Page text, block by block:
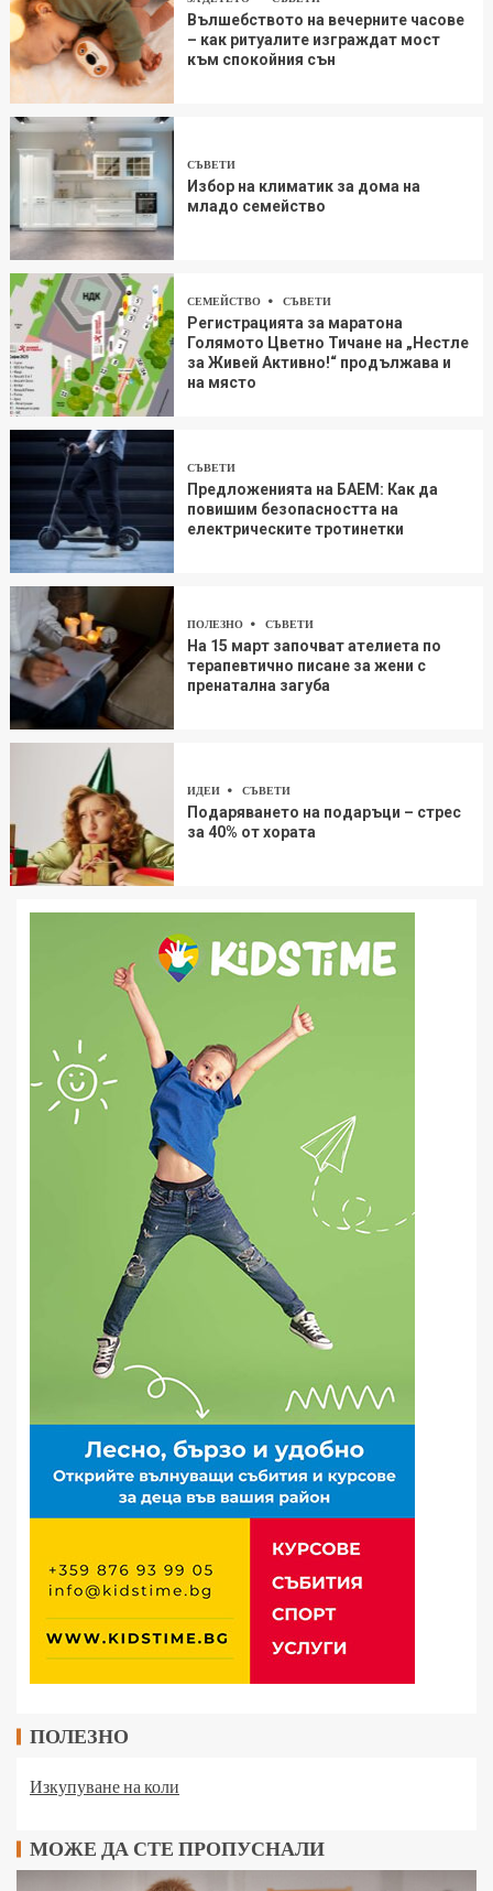
Вълшебството на вечерните часове
– как ритуалите изграждат мост
към спокойния сън
СЪВЕТИ
Избор на климатик за дома на
младо семейство
СЕМЕЙСТВО СЪВЕТИ
Регистрацията за маратона
Голямото Цветно Тичане на „Нестле
за Живей Aктивно!“ продължава и
на място
СЪВЕТИ
Предложенията на БАЕМ: Как да
повишим безопасността на
електрическите тротинетки
ПОЛЕЗНО СЪВЕТИ
На 15 март започват ателиета по
терапевтично писане за жени с
пренатална загуба
ИДЕИ СЪВЕТИ
Подаряването на подаръци – стрес
за 40% от хората
ПОЛЕЗНО
Изкупуване на коли
МОЖЕ ДА СТЕ ПРОПУСНАЛИ